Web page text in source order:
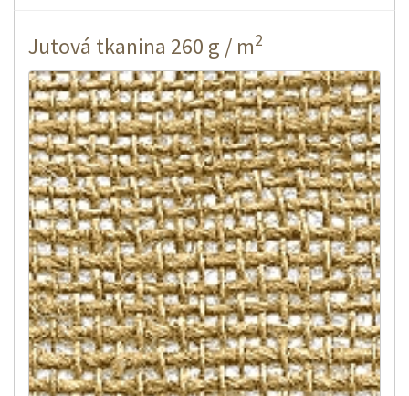
Jutová tkanina 260 g / m2